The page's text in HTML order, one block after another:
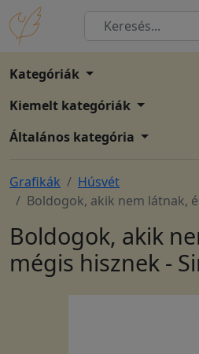
Kategóriák
Kiemelt kategóriák
Általános kategória
Grafikák
Húsvét
Boldogok, akik nem látnak,
Boldogok, akik
mégis hisznek -